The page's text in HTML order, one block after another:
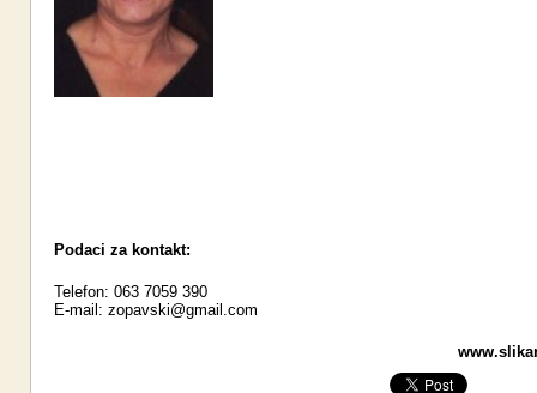
Podaci za kontakt:
Telefon: 063 7059 390
E-mail: zopavski@gmail.com